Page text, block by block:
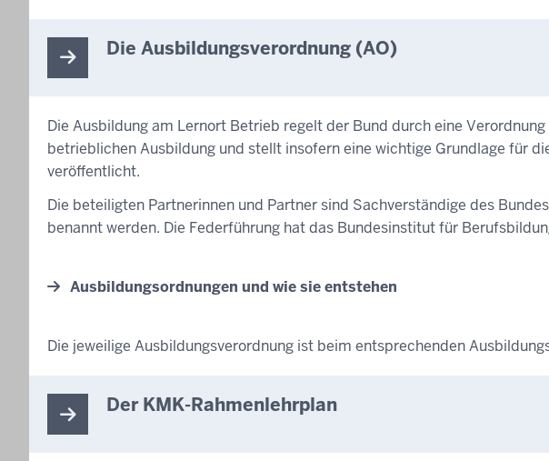
Die Ausbildungsverordnung (AO)
Die Ausbildung am Lernort Betrieb regelt der Bund durch eine
betrieblichen Ausbildung und stellt insofern eine wichtige Grundlage für
veröffentlicht.
Die beteiligten Partnerinnen und Partner sind Sachverständige des
benannt werden. Die Federführung hat das Bundesinstitut für
Ausbildungsordnungen und wie sie entstehen
Die jeweilige Ausbildungsverordnung ist beim entsprechenden
Der KMK-Rahmenlehrplan